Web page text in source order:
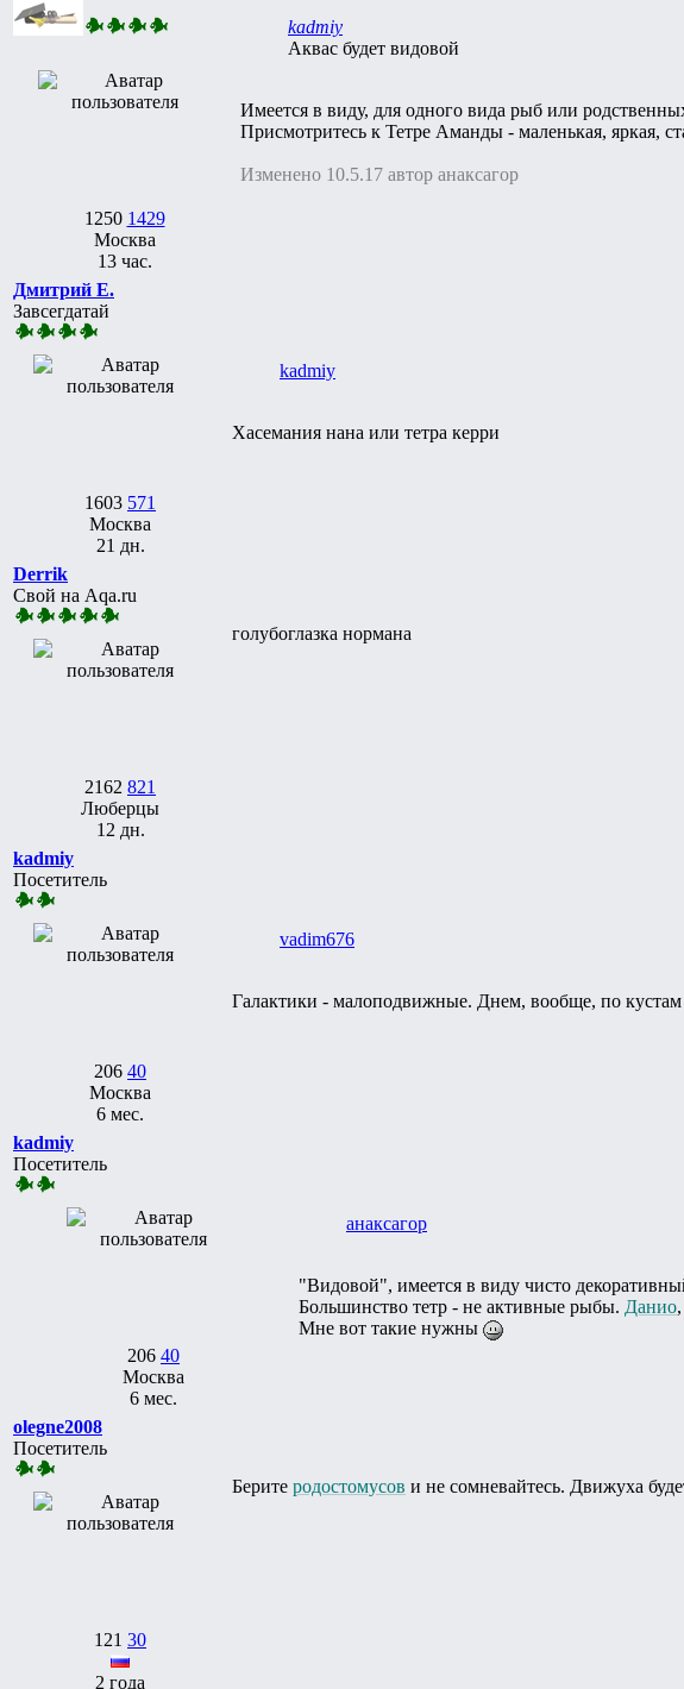
1250 1429
Москва
13 час.
kadmiy
Аквас будет видовой
Имеется в виду, для одного вида рыб или
Присмотритесь к Тетре Аманды - маленькая, яркая,
Изменено 10.5.17 автор анаксагор
Дмитрий Е.
Завсегдатай
1603 571
Москва
21 дн.
kadmiy
Хасемания нана или тетра керри
Derrik
Свой на Aqa.ru
2162 821
Люберцы
12 дн.
голубоглазка нормана
kadmiy
Посетитель
206 40
Москва
6 мес.
vadim676
Галактики - малоподвижные. Днем, вообще, по
kadmiy
Посетитель
206 40
Москва
6 мес.
анаксагор
"Видовой", имеется в виду чисто
Большинство тетр - не активные рыбы. Данио
Мне вот такие нужны
olegne2008
Посетитель
121 30
2 года
Берите родостомусов и не сомневайтесь. Движуха